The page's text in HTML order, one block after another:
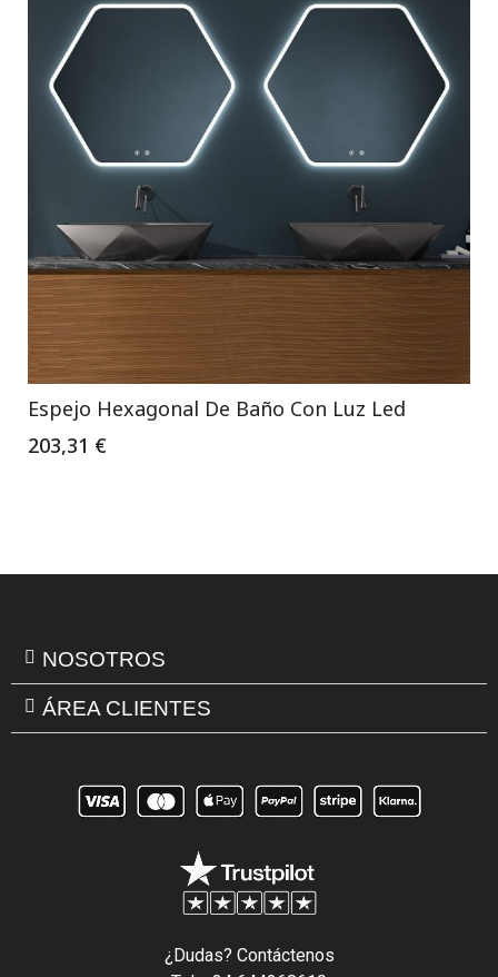
Espejo Hexagonal De Baño Con Luz Led
203,31 €
NOSOTROS
ÁREA CLIENTES
¿Dudas? Contáctenos